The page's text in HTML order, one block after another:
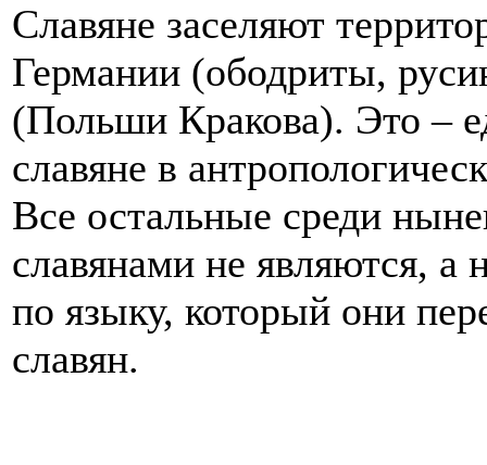
Славяне заселяют
Германии (ободриты,
(Польши Кракова). Это –
славяне в
Все остальные среди
славянами не являются, а
по языку, который они
славян.